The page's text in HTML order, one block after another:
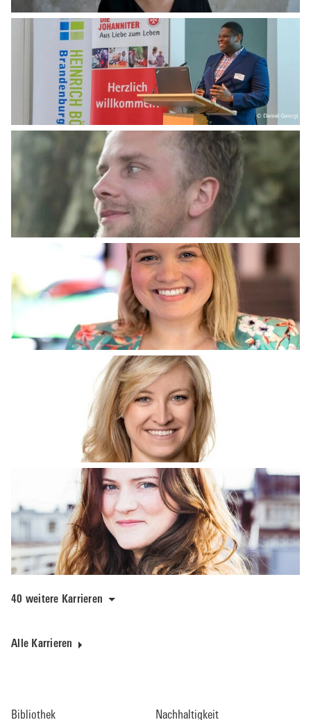
40 weitere Karrieren
Alle Karrieren
Bibliothek Nachhaltigkeit